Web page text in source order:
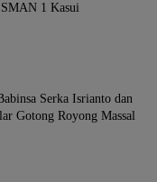
SMAN 1 Kasui
Serka Isrianto dan
Gotong Royong Massal